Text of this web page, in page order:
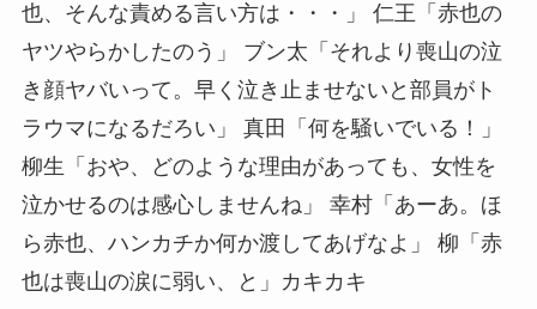
也、そんな責める言い方は・・・」 仁王「赤也の
ヤツやらかしたのう」 ブン太「それより喪山の泣
き顔ヤバいって。早く泣き止ませないと部員がト
ラウマになるだろい」 真田「何を騒いでいる！」
柳生「おや、どのような理由があっても、女性を
泣かせるのは感心しませんね」 幸村「あーあ。ほ
ら赤也、ハンカチか何か渡してあげなよ」 柳「赤
也は喪山の涙に弱い、と」カキカキ